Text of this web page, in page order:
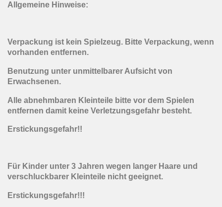
Allgemeine Hinweise:
Verpackung ist kein Spielzeug. Bitte Verpackung, wenn
vorhanden entfernen.
Benutzung unter unmittelbarer Aufsicht von
Erwachsenen.
Alle abnehmbaren Kleinteile bitte vor dem Spielen
entfernen damit keine Verletzungsgefahr besteht.
Erstickungsgefahr!!
Für Kinder unter 3 Jahren wegen langer Haare und
verschluckbarer Kleinteile nicht geeignet.
Erstickungsgefahr!!!